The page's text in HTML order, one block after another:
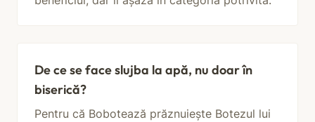
De ce se face slujba la apă, nu doar în
biserică?
Pentru că Bobotează prăznuiește Botezul lui